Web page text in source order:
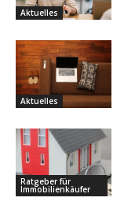
Aktuelles
Aktuelles
Ratgeber für
Immobilienkäufer